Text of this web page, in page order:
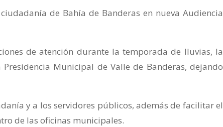
de Bahía de Banderas en nueva Audiencia
de atención durante la temporada de lluvias, la
Municipal de Valle de Banderas, dejando
y a los servidores públicos, además de facilitar el
de las oficinas municipales.